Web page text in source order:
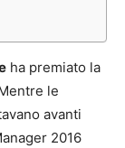
ha premiato la
le
avanti
2016